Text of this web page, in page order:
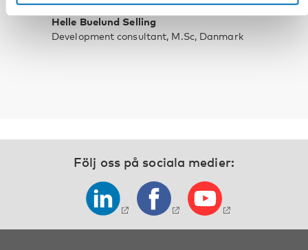
Helle Buelund Selling
Development consultant, M.Sc, Danmark
Följ oss på sociala medier: